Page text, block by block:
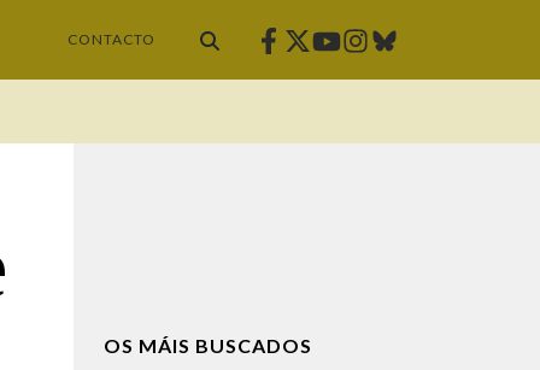
CONTACTO Facebook
Twitter
Youtube
Instagram
Bluesky
OS MÁIS BUSCADOS